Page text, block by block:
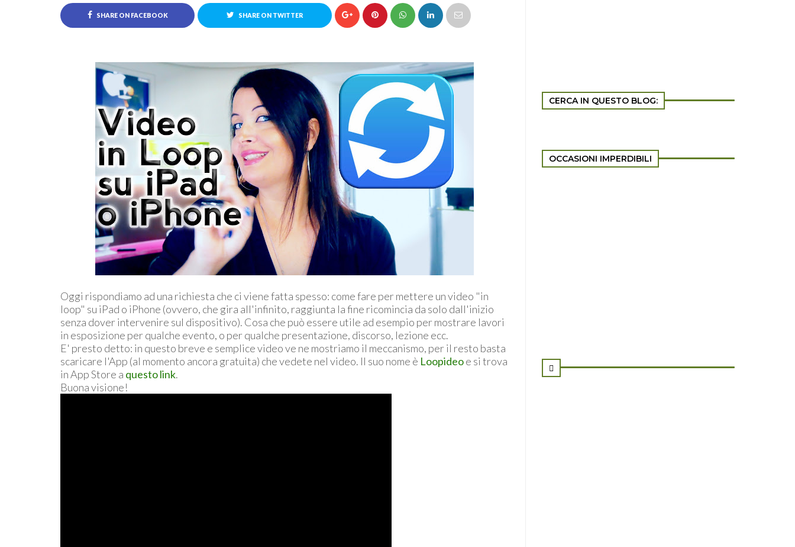
SHARE ON FACEBOOK SHARE ON TWITTER
Oggi rispondiamo ad una richiesta che ci viene fatta spesso: come fare per mettere un video "in
loop" su iPad o iPhone (ovvero, che gira all'infinito, raggiunta la fine ricomincia da solo dall'inizio
senza dover intervenire sul dispositivo). Cosa che può essere utile ad esempio per mostrare lavori
in esposizione per qualche evento, o per qualche presentazione, discorso, lezione ecc.
E' presto detto: in questo breve e semplice video ve ne mostriamo il meccanismo, per il resto basta
scaricare l'App (al momento ancora gratuita) che vedete nel video. Il suo nome è Loopideoe si trova
in App Store a questo link.
Buona visione!
CERCA IN QUESTO BLOG:
OCCASIONI IMPERDIBILI
